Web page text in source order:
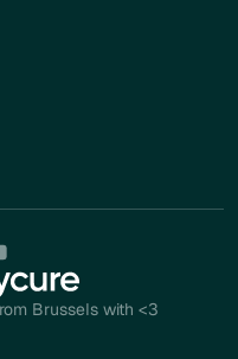
Brussels with <3